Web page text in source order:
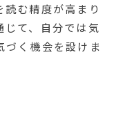
む精度が高まり
じて、自分では気
づく機会を設けま